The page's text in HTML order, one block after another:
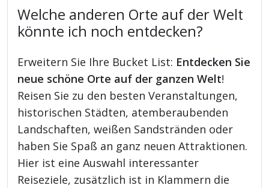
Welche anderen Orte auf der Welt
könnte ich noch entdecken?
Erweitern Sie Ihre Bucket List: Entdecken Sie
neue schöne Orte auf der ganzen Welt!
Reisen Sie zu den besten Veranstaltungen,
historischen Städten, atemberaubenden
Landschaften, weißen Sandstränden oder
haben Sie Spaß an ganz neuen Attraktionen.
Hier ist eine Auswahl interessanter
Reiseziele, zusätzlich ist in Klammern die